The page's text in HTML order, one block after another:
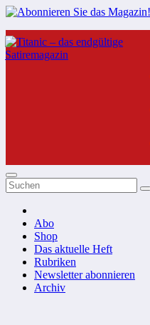
Zum
Inhalt
springen
Abo
Shop
Das aktuelle Heft
Rubriken
Newsletter abonnieren
Archiv